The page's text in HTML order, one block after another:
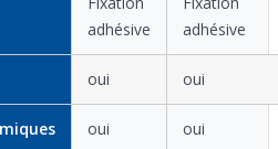
adhésive
adhésive
oui oui
oui oui